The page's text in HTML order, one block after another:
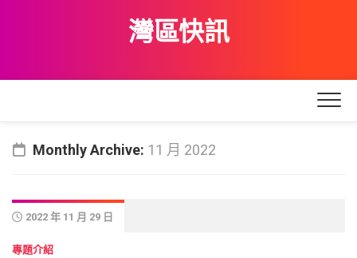
灣區快訊
Monthly Archive: 11 月 2022
2022 年 11 月 29 日
專題介紹